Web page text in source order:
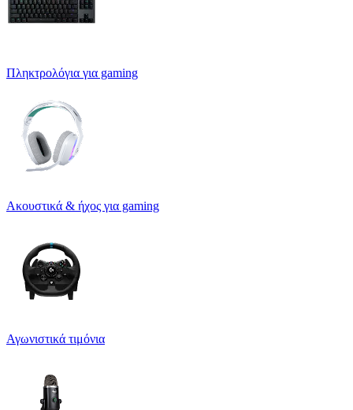
Πληκτρολόγια για gaming
Ακουστικά & ήχος για gaming
Αγωνιστικά τιμόνια